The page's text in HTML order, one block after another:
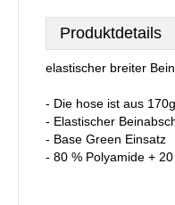
Produktdetails
elastischer breiter
- Die hose ist aus
- Elastischer
- Base Green Einsatz
- 80 % Polyamide +